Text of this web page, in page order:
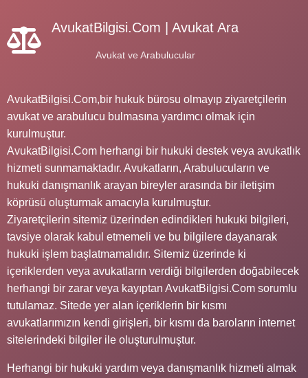
AvukatBilgisi.Com | Avukat Ara
Avukat ve Arabulucular
AvukatBilgisi.Com,bir hukuk bürosu olmayıp ziyaretçilerin
avukat ve arabulucu bulmasına yardımcı olmak için
kurulmuştur.
AvukatBilgisi.Com herhangi bir hukuki destek veya avukatlık
hizmeti sunmamaktadır. Avukatların, Arabulucuların ve
hukuki danışmanlık arayan bireyler arasında bir iletişim
köprüsü oluşturmak amacıyla kurulmuştur.
Ziyaretçilerin sitemiz üzerinden edindikleri hukuki bilgileri,
tavsiye olarak kabul etmemeli ve bu bilgilere dayanarak
hukuki işlem başlatmamalıdır. Sitemiz üzerinde ki
içeriklerden veya avukatların verdiği bilgilerden doğabilecek
herhangi bir zarar veya kayıptan AvukatBilgisi.Com sorumlu
tutulamaz. Sitede yer alan içeriklerin bir kısmı
avukatlarımızın kendi girişleri, bir kısmı da baroların internet
sitelerindeki bilgiler ile oluşturulmuştur.
Herhangi bir hukuki yardım veya danışmanlık hizmeti almak